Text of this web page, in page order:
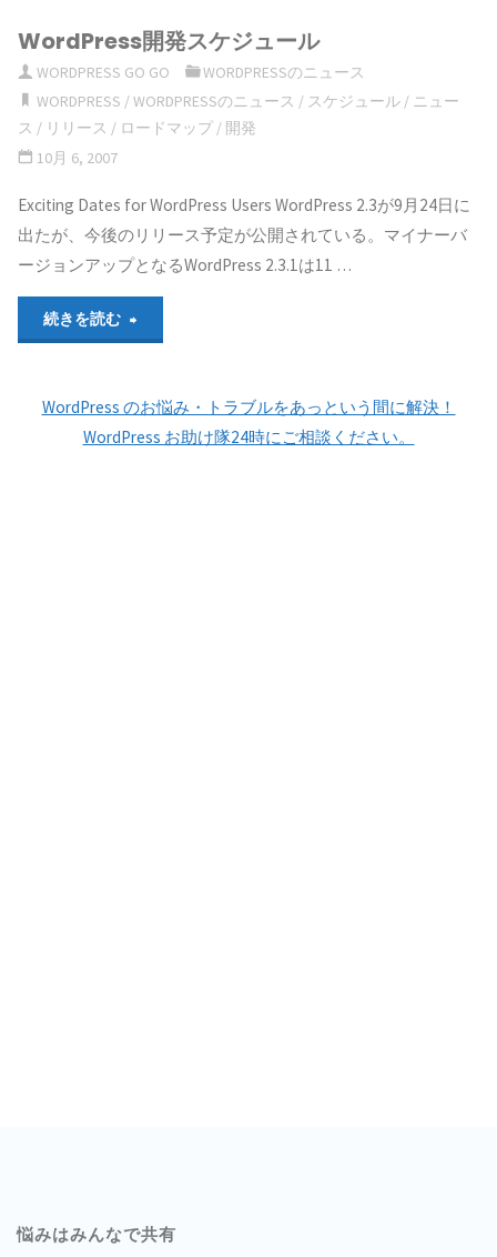
バ
ジ
ン
WordPress
リ
WordPress開発スケジュール
WORDPRESS GO GO
WORDPRESSのニュース
WORDPRESS /WORDPRESSのニュース / スケジュール/ ニュー
ス / リリース / ロードマップ / 開発
10月 6, 2007
Exciting Dates for WordPress Users WordPress 2.3が9月24日に
出たが、今後のリリース予定が公開されている。マイナーバ
ージョンアップとなるWordPress 2.3.1は11 …
続きを読む
発
WordPress のお悩み・トラブルをあっという間に解決！
WordPress お助け隊24時にご相談ください。
悩みはみんなで共有